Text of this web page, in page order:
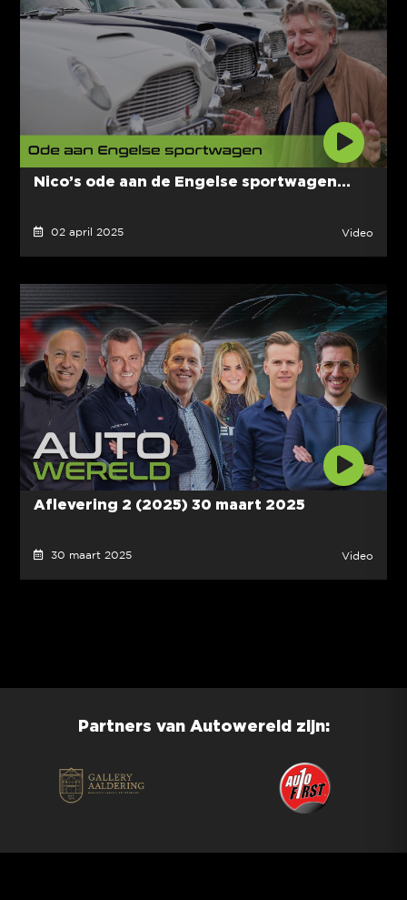
Nico’s ode aan de Engelse sportwagen...
02 april 2025 Video
Aflevering 2 (2025) 30 maart 2025
30 maart 2025 Video
Partners van Autowereld zijn: